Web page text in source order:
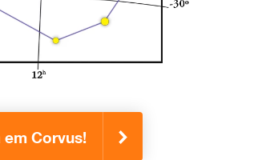
Corvus!